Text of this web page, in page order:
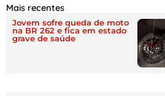
Mais recentes
Jovem sofre queda de moto
na BR 262 e fica em estado
grave de saúde